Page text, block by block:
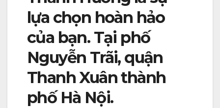
lựa chọn hoàn hảo
của bạn. Tại phố
Nguyễn Trãi, quận
Thanh Xuân thành
phố Hà Nội.